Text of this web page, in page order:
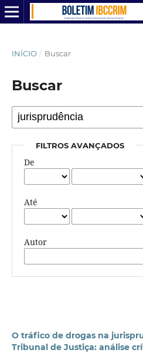
INÍCIO / Buscar
Buscar
FILTROS AVANÇADOS
De
Até
Autor
O tráfico de drogas na
Tribunal de Justiça: análise